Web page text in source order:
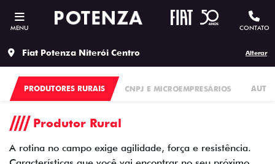
MENU CONTATO
Fiat Potenza Niterói Centro Alterar
CNPJ E MICROEMPRESÁRIOS AUTO
PRODUTORES RURAIS
Produtor Rural
A rotina no campo exige agilidade, força e resistência.